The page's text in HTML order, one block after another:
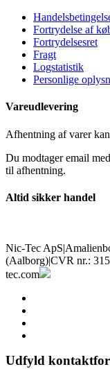
Fortrydelse af
Fortrydelsesret
Fragt
Logstatistik
Personlige
Vareudlevering
Afhentning af varer
Du modtager email
til afhentning.
Altid sikker handel
Nic-Tec ApS|
(Aalborg)|CVR nr.:
tec.com
Udfyld